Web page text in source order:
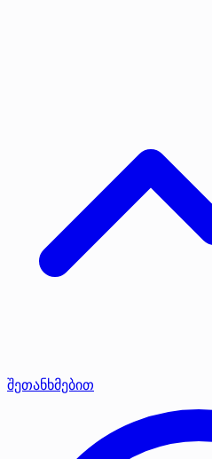
შეთანხმებით